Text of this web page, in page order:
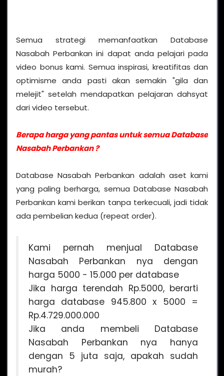
Semua strategi memanfaatkan Database
Nasabah Perbankan ini dapat anda pelajari pada
video bonus kami. Semua inspirasi, kreatifitas dan
optimisme anda pasti akan semakin "gila dan
melejit" setelah mendapatkan pelajaran dahsyat
dari video tersebut.
Berapa harga yang pantas untuk semua Database
Nasabah Perbankan ?
Database Nasabah Perbankan adalah aset kami
yang paling berharga, semua Database Nasabah
Perbankan kami berikan tanpa terkecuali, jadi tidak
ada pembelian kedua (repeat order).
Kami pernah menjual Database
Nasabah Perbankan nya dengan
harga 5000 - 15.000 per database
Jika harga terendah Rp.5000, berarti
harga database 945.800 x 5000 =
Rp.4.729.000.000
Jika anda membeli Database
Nasabah Perbankan nya hanya
dengan 5 juta saja, apakah sudah
murah?